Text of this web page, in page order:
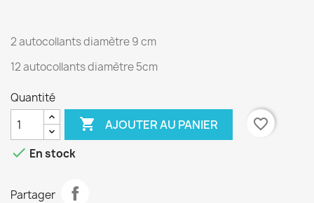
2 autocollants diamètre 9 cm
12 autocollants diamètre 5cm
Quantité
 AJOUTER AU PANIER
favorite_border
 En stock
Partager